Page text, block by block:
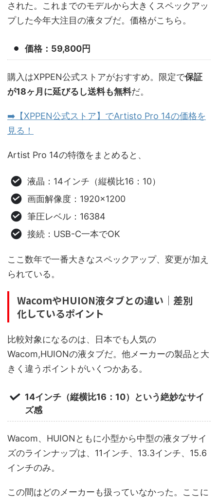
された。これまでのモデルから大きくスペックアッ
プした今年大注目の液タブだ。価格がこちら。
価格：59,800円
購入はXPPEN公式ストアがおすすめ。限定で保証
が18ヶ月に延びるし送料も無料だ。
➡️【XPPEN公式ストア】でArtisto Pro 14の価格を
見る！
Artist Pro 14の特徴をまとめると、
液晶：14インチ（縦横比16：10）
画面解像度：1920×1200
筆圧レベル：16384
接続：USB-C一本でOK
ここ数年で一番大きなスペックアップ、変更が加え
られている。
WacomやHUION液タブとの違い｜差別
化しているポイント
比較対象になるのは、日本でも人気の
Wacom,HUIONの液タブだ。他メーカーの製品と大
きく違うポイントがいくつかある。
14インチ（縦横比16：10）という絶妙なサイ
ズ感
Wacom、HUIONともに小型から中型の液タブサイ
ズのラインナップは、11インチ、13.3インチ、15.6
インチのみ。
この間はどのメーカーも扱っていなかった。ここに